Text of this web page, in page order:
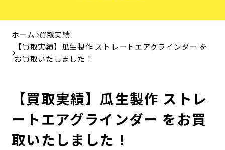
ホーム 買取実績
【買取実績】瓜生製作 ストレートエアグラインダー を
お買取いたしました！
【買取実績】瓜生製作 ストレ
ートエアグラインダー をお買
取いたしました！